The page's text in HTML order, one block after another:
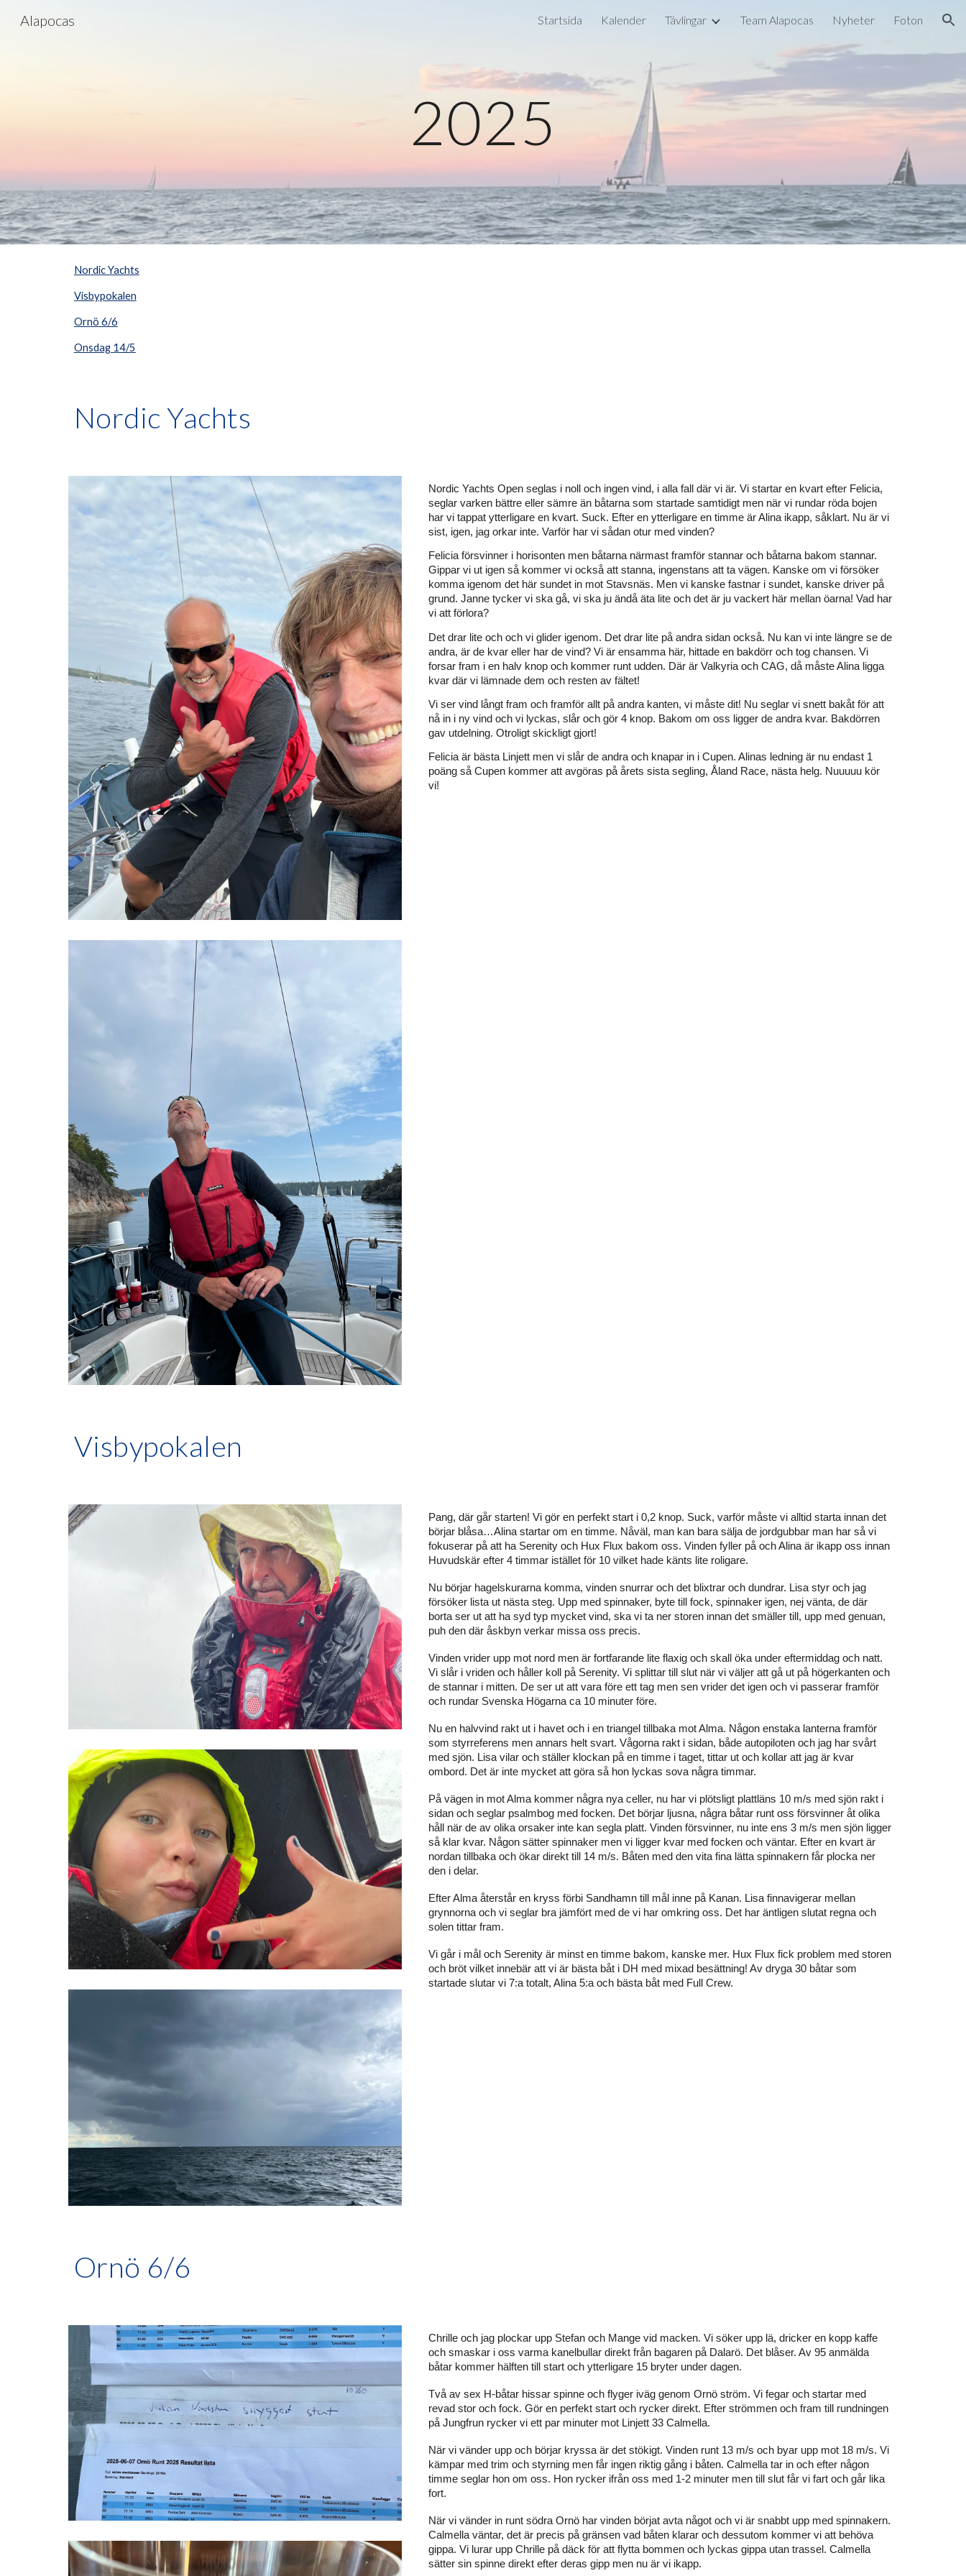
Skip to navigation
Alapocas Startsida Kalender Tävlingar Team Alapocas Nyheter Foton
2025
Nordic Yachts
Visbypokalen
Ornö 6/6
Onsdag 14/5
Nordic Yachts
Nordic Yachts Open seglas i noll och ingen vind, i alla fall där vi är. Vi startar en kvart efter Felicia,
seglar varken bättre eller sämre än båtarna som startade samtidigt men när vi rundar röda bojen
har vi tappat ytterligare en kvart. Suck. Efter en ytterligare en timme är Alina ikapp, såklart. Nu är vi
sist, igen, jag orkar inte. Varför har vi sådan otur med vinden?
Felicia försvinner i horisonten men båtarna närmast framför stannar och båtarna bakom stannar.
Gippar vi ut igen så kommer vi också att stanna, ingenstans att ta vägen. Kanske om vi försöker
komma igenom det här sundet in mot Stavsnäs. Men vi kanske fastnar i sundet, kanske driver på
grund. Janne tycker vi ska gå, vi ska ju ändå äta lite och det är ju vackert här mellan öarna!Vad har
vi att förlora?
Det drar lite och och vi glider igenom. Det drar lite på andra sidan också. Nu kan vi inte längre se de
andra, är de kvar eller har de vind? Vi är ensamma här, hittade en bakdörr och tog chansen. Vi
forsar fram i en halv knop och kommer runt udden. Där är Valkyria och CAG, då måste Alina ligga
kvar där vi lämnade dem och resten av fältet!
Vi ser vind långt fram och framför allt på andra kanten, vi måste dit! Nu seglar vi snett bakåt för att
nå in i ny vind och vi lyckas, slår och gör 4 knop. Bakom om oss ligger de andra kvar. Bakdörren
gav utdelning. Otroligt skickligt gjort!
Felicia är bästa Linjett men vi slår de andra och knapar in i Cupen. Alinas ledning är nu endast 1
poäng så Cupen kommer att avgöras på årets sista segling, Åland Race, nästa helg. Nuuuuu kör
vi!
Visbypokalen
Pang, där går starten! Vi gör en perfekt start i 0,2 knop. Suck, varför måste vi alltid starta innan det
börjar blåsa…Alina startar om en timme. Nåväl, man kan bara sälja de jordgubbar man har så vi
fokuserar på att ha Serenity och Hux Flux bakom oss. Vinden fyller på och Alina är ikapp oss innan
Huvudskär efter 4 timmar istället för 10 vilket hade känts lite roligare.
Nu börjar hagelskurarna komma, vinden snurrar och det blixtrar och dundrar. Lisa styr och jag
försöker lista ut nästa steg. Upp med spinnaker, byte till fock, spinnaker igen, nej vänta, de där
borta ser ut att ha syd typ mycket vind, ska vi ta ner storen innan det smäller till, upp med genuan,
puh den där åskbyn verkar missa oss precis.
Vinden vrider upp mot nord men är fortfarande lite flaxig och skall öka under eftermiddag och natt.
Vi slår i vriden och håller koll på Serenity. Vi splittar till slut när vi väljer att gå ut på högerkanten och
de stannar i mitten. De ser ut att vara före ett tag men sen vrider det igen och vi passerar framför
och rundar Svenska Högarna ca 10 minuter före.
Nu en halvvind rakt ut i havet och i en triangel tillbaka mot Alma. Någon enstaka lanterna framför
som styrreferens men annars helt svart. Vågorna rakt i sidan, både autopiloten och jag har svårt
med sjön. Lisa vilar och ställer klockan på en timme i taget, tittar ut och kollar att jag är kvar
ombord. Det är inte mycket att göra så hon lyckas sova några timmar.
På vägen in mot Alma kommer några nya celler, nu har vi plötsligt plattläns 10 m/s med sjön rakt i
sidan och seglar psalmbog med focken. Det börjar ljusna, några båtar runt oss försvinner åt olika
håll när de av olika orsaker inte kan segla platt. Vinden försvinner, nu inte ens 3 m/s men sjön ligger
så klar kvar. Någon sätter spinnaker men vi ligger kvar med focken och väntar. Efter en kvart är
nordan tillbaka och ökar direkt till 14 m/s. Båten med den vita fina lätta spinnakern får plocka ner
den i delar.
Efter Alma återstår en kryss förbi Sandhamn till mål inne på Kanan. Lisa finnavigerar mellan
grynnorna och vi seglar bra jämfört med de vi har omkring oss. Det har äntligen slutat regna och
solen tittar fram.
Vi går i mål och Serenity är minst en timme bakom, kanske mer. Hux Flux fick problem med storen
och bröt vilket innebär att vi är bästa båt i DH med mixad besättning! Av dryga 30 båtar som
startade slutar vi 7:a totalt, Alina 5:a och bästa båt med Full Crew.
Ornö 6/6
Chrille och jag plockar upp Stefan och Mange vid macken. Vi söker upp lä, dricker en kopp kaffe
och smaskar i oss varma kanelbullar direkt från bagaren på Dalarö. Det blåser. Av 95 anmälda
båtar kommer hälften till start och ytterligare 15 bryter under dagen.
Två av sex H-båtar hissar spinne och flyger iväg genom Ornö ström. Vi fegar och startar med
revad stor och fock. Gör en perfekt start och rycker direkt. Efter strömmen och fram till rundningen
på Jungfrun rycker vi ett par minuter mot Linjett 33 Calmella.
När vi vänder upp och börjar kryssa är det stökigt. Vinden runt 13 m/s och byar upp mot 18 m/s. Vi
kämpar med trim och styrning men får ingen riktig gång i båten. Calmella tar in och efter någon
timme seglar hon om oss. Hon rycker ifrån oss med 1-2 minuter men till slut får vi fart och går lika
fort.
När vi vänder in runt södra Ornö har vinden börjat avta något och vi är snabbt upp med spinnakern.
Calmella väntar, det är precis på gränsen vad båten klarar och dessutom kommer vi att behöva
gippa. Vi lurar upp Chrille på däck för att flytta bommen och lyckas gippa utan trassel. Calmella
sätter sin spinne direkt efter deras gipp men nu är vi ikapp.